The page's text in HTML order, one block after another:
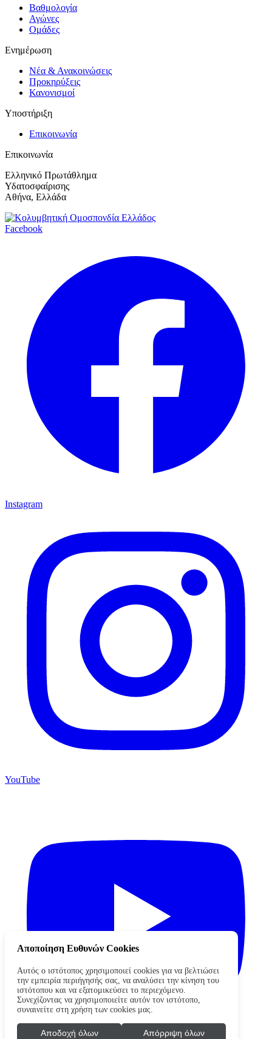
Βαθμολογία
Αγώνες
Ομάδες
Ενημέρωση
Νέα & Ανακοινώσεις
Προκηρύξεις
Κανονισμοί
Υποστήριξη
Επικοινωνία
Επικοινωνία
Ελληνικό Πρωτάθλημα
Υδατοσφαίρισης
Αθήνα, Ελλάδα
Facebook
Instagram
YouTube
Αποποίηση Ευθυνών Cookies
Αυτός ο ιστότοπος χρησιμοποιεί cookies για να βελτιώσει
την εμπειρία περιήγησής σας, να αναλύσει την κίνηση του
ιστότοπου και να εξατομικεύσει το περιεχόμενο.
Συνεχίζοντας να χρησιμοποιείτε αυτόν τον ιστότοπο,
συναινείτε στη χρήση των cookies μας.
Αποδοχή όλων Απόρριψη όλων